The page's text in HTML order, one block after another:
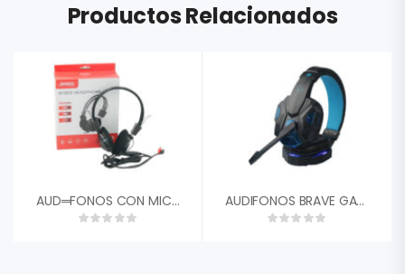
Productos Relacionados
AUD═FONOS CON MICRËFONO PARA PC JEDEL JD-808 AUDIFONOS BRAVE GAMING USB CON MICROFONO UNNO TEKNO HS7230BL LUZ LED INTEGRADA